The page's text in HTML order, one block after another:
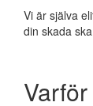
Vi är själva
din skada